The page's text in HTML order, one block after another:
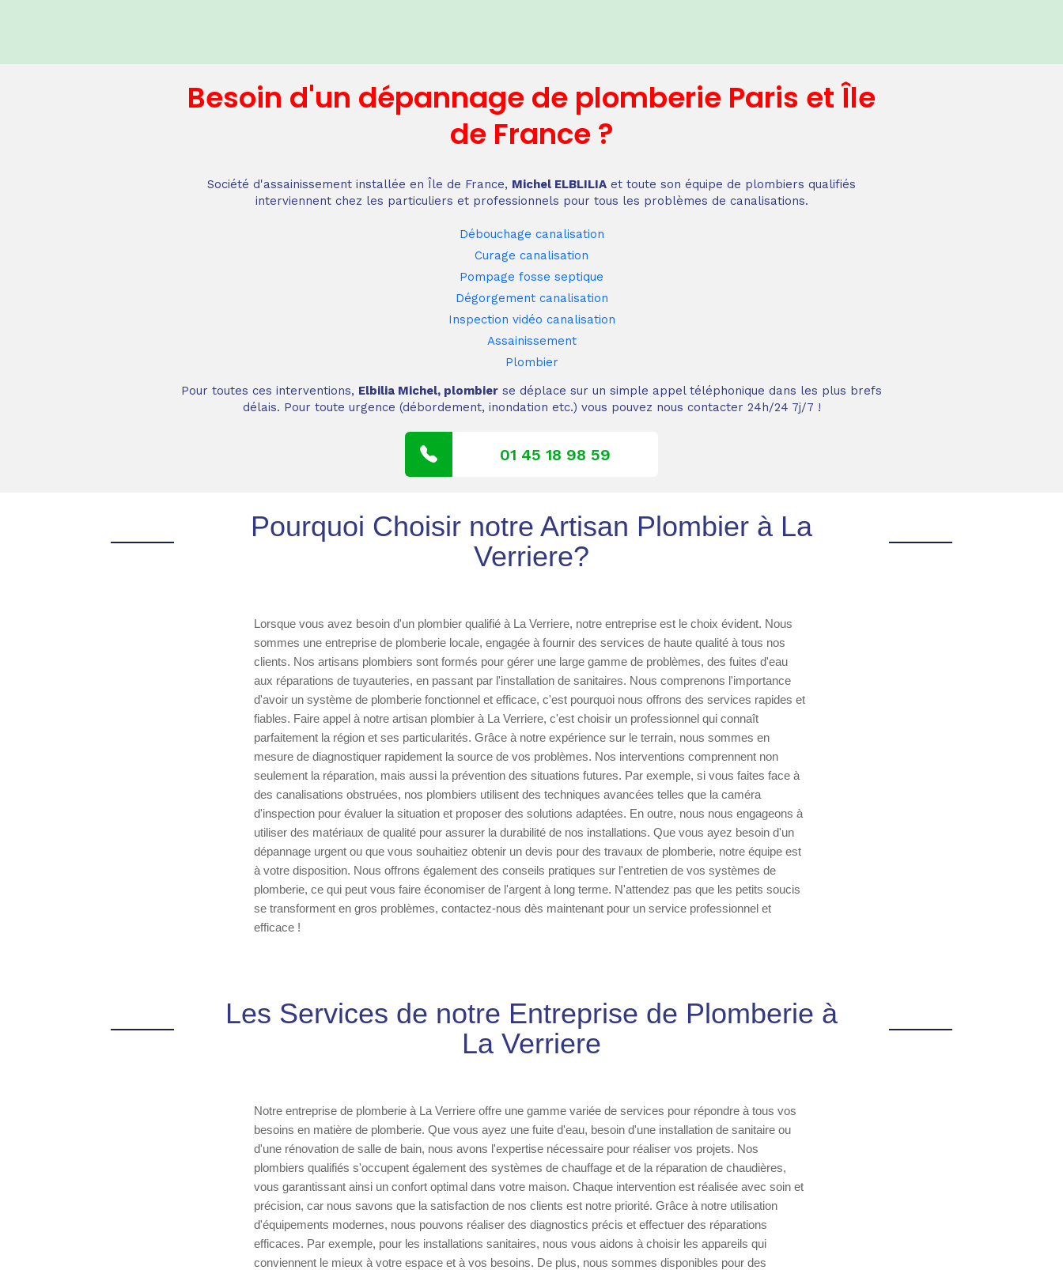
Besoin d'un dépannagede plomberie Paris et Île
de France?
Société d'assainissement installée en Île de France, Michel ELBLILIA et toute son équipe de plombiers qualifiés
interviennent chez les particuliers et professionnels pour tous les problèmes de canalisations.
Débouchage canalisation
Curage canalisation
Pompage fosse septique
Dégorgement canalisation
Inspection vidéo canalisation
Assainissement
Plombier
Pour toutes ces interventions, Elbilia Michel, plombier se déplace sur un simple appel téléphonique dans les plus brefs
délais. Pour toute urgence (débordement, inondation etc.) vous pouvez nous contacter 24h/24 7j/7 !
01 45 18 98 59
Pourquoi Choisir notre Artisan Plombier à La
Verriere?
Lorsque vous avez besoin d'un plombier qualifié à La Verriere, notre entreprise est le choix évident. Nous
sommes une entreprise de plomberie locale, engagée à fournir des services de haute qualité à tous nos
clients. Nos artisans plombiers sont formés pour gérer une large gamme de problèmes, des fuites d'eau
aux réparations de tuyauteries, en passant par l'installation de sanitaires. Nous comprenons l'importance
d'avoir un système de plomberie fonctionnel et efficace, c'est pourquoi nous offrons des services rapides et
fiables. Faire appel à notre artisan plombier à La Verriere, c'est choisir un professionnel qui connaît
parfaitement la région et ses particularités. Grâce à notre expérience sur le terrain, nous sommes en
mesure de diagnostiquer rapidement la source de vos problèmes. Nos interventions comprennent non
seulement la réparation, mais aussi la prévention des situations futures. Par exemple, si vous faites face à
des canalisations obstruées, nos plombiers utilisent des techniques avancées telles que la caméra
d'inspection pour évaluer la situation et proposer des solutions adaptées. En outre, nous nous engageons à
utiliser des matériaux de qualité pour assurer la durabilité de nos installations. Que vous ayez besoin d'un
dépannage urgent ou que vous souhaitiez obtenir un devis pour des travaux de plomberie, notre équipe est
à votre disposition. Nous offrons également des conseils pratiques sur l'entretien de vos systèmes de
plomberie, ce qui peut vous faire économiser de l'argent à long terme. N'attendez pas que les petits soucis
se transforment en gros problèmes, contactez-nous dès maintenant pour un service professionnel et
efficace !
Les Services de notre Entreprise de Plomberie à
La Verriere
Notre entreprise de plomberie à La Verriere offre une gamme variée de services pour répondre à tous vos
besoins en matière de plomberie. Que vous ayez une fuite d'eau, besoin d'une installation de sanitaire ou
d'une rénovation de salle de bain, nous avons l'expertise nécessaire pour réaliser vos projets. Nos
plombiers qualifiés s'occupent également des systèmes de chauffage et de la réparation de chaudières,
vous garantissant ainsi un confort optimal dans votre maison. Chaque intervention est réalisée avec soin et
précision, car nous savons que la satisfaction de nos clients est notre priorité. Grâce à notre utilisation
d'équipements modernes, nous pouvons réaliser des diagnostics précis et effectuer des réparations
efficaces. Par exemple, pour les installations sanitaires, nous vous aidons à choisir les appareils qui
conviennent le mieux à votre espace et à vos besoins. De plus, nous sommes disponibles pour des